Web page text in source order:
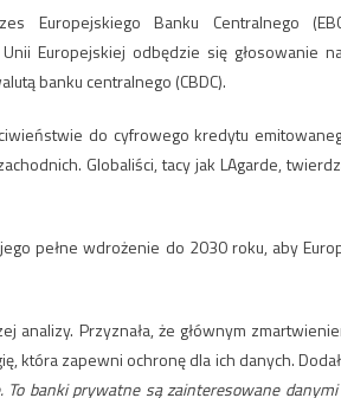
Europejskiego Banku Centralnego
Europejskiej odbędzie się głosowanie
banku centralnego (CBDC).
do cyfrowego kredytu
Globaliści, tacy jak LAgarde,
pełne wdrożenie do 2030 roku, aby
analizy. Przyznała, że ​​głównym
która zapewni ochronę dla ich danych.
To banki prywatne są zainteresowane danymi